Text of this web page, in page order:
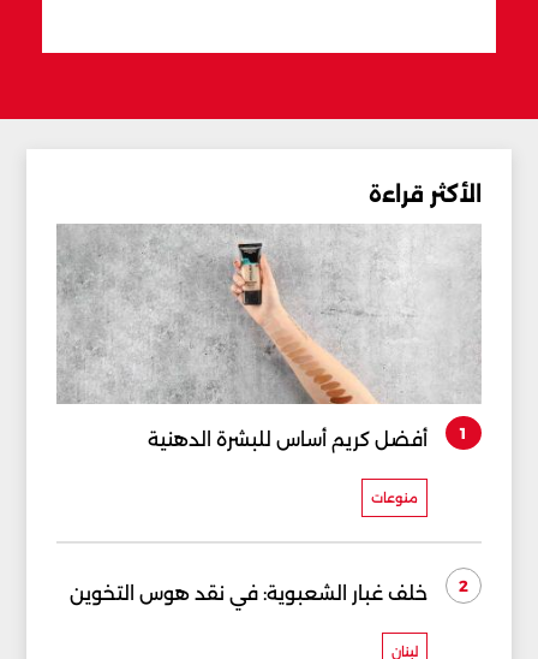
الأكثر قراءة
1 أفضل كريم أساس للبشرة الدهنية
منوعات
2 خلف غبار الشعبوية: في نقد هوس التخوين
لبنان